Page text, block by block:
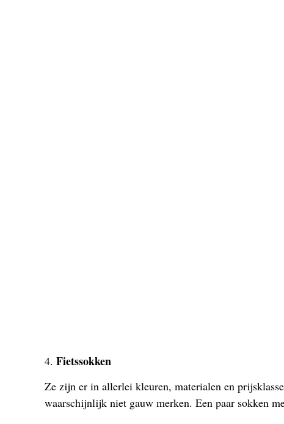
4. Fietssokken
Ze zijn er in allerlei kleuren, materialen en
waarschijnlijk niet gauw merken. Een paar sokken